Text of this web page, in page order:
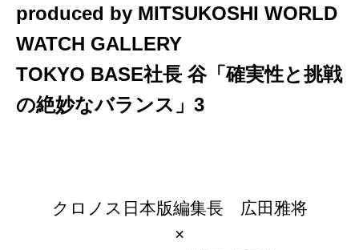
produced by MITSUKOSHI WORLD
WATCH GALLERY
TOKYO BASE社長 谷「確実性と挑戦
の絶妙なバランス」3
クロノス日本版編集長 広田雅将
×